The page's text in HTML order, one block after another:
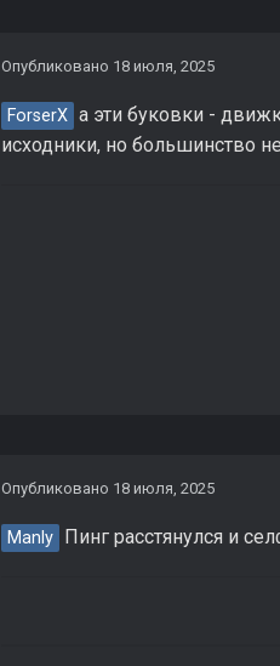
Опубликовано 18 июля, 2025
ForserX а эти буковки -
исходники, но большинство
Опубликовано 18 июля, 2025
Manly Пинг расстянулся и